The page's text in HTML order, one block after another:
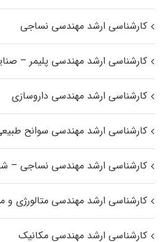
کارشناسی ارشد مهندسی نساجی
کارشناسی ارشد مهندسی پلیمر –
کارشناسی ارشد مهندسی داروسازی
کارشناسی ارشد مهندسی سوانح
کارشناسی ارشد مهندسی نساجی –
کارشناسی ارشد مهندسی متالورژی و
کارشناسی ارشد مهندسی مکانیک